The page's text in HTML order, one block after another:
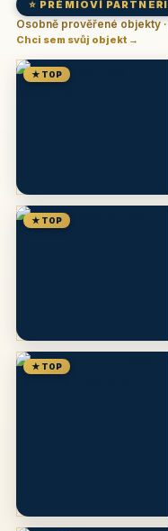
⭐ PRÉMIOVÍ PARTNEŘI
Osobně prověřené objekty
Chci sem svůj objekt →
★ TOP
★ TOP
★ TOP